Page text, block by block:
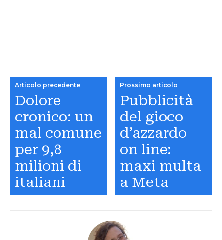
Articolo precedente
Dolore
cronico: un
mal comune
per 9,8
milioni di
italiani
Prossimo articolo
Pubblicità
del gioco
d’azzardo
on line:
maxi multa
a Meta